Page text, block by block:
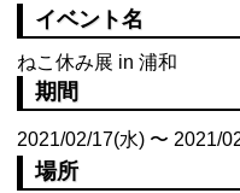
イベント名
ねこ休み展 in 浦和
期間
2021/02/17(水) 〜 2021/
場所